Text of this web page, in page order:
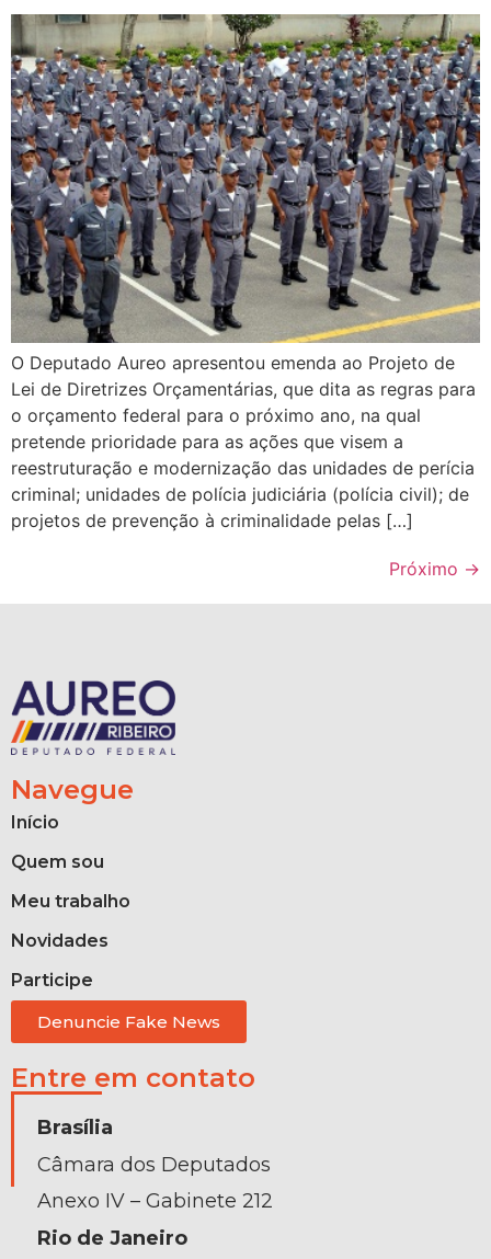
O Deputado Aureo apresentou emenda ao Projeto de
Lei de Diretrizes Orçamentárias, que dita as regras para
o orçamento federal para o próximo ano, na qual
pretende prioridade para as ações que visem a
reestruturação e modernização das unidades de perícia
criminal; unidades de polícia judiciária (polícia civil); de
projetos de prevenção à criminalidade pelas […]
Próximo →
Navegue
Início
Quem sou
Meu trabalho
Novidades
Participe
Denuncie Fake News
Entre em contato
Brasília
Câmara dos Deputados
Anexo IV – Gabinete 212
Rio de Janeiro